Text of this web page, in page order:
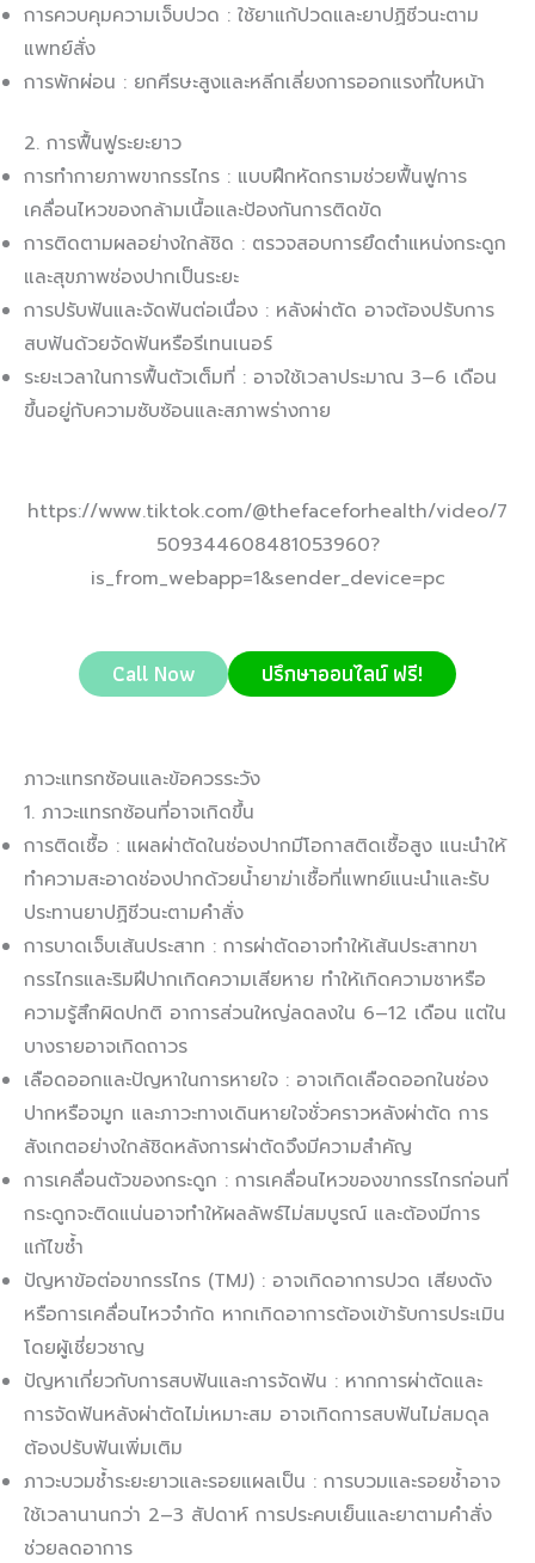
การควบคุมความเจ็บปวด : ใช้ยาแก้ปวดและยาปฏิชีวนะตาม
แพทย์สั่ง
การพักผ่อน : ยกศีรษะสูงและหลีกเลี่ยงการออกแรงที่ใบหน้า
2. การฟื้นฟูระยะยาว
การทำกายภาพขากรรไกร : แบบฝึกหัดกรามช่วยฟื้นฟูการ
เคลื่อนไหวของกล้ามเนื้อและป้องกันการติดขัด
การติดตามผลอย่างใกล้ชิด : ตรวจสอบการยึดตำแหน่งกระดูก
และสุขภาพช่องปากเป็นระยะ
การปรับฟันและจัดฟันต่อเนื่อง : หลังผ่าตัด อาจต้องปรับการ
สบฟันด้วยจัดฟันหรือรีเทนเนอร์
ระยะเวลาในการฟื้นตัวเต็มที่ : อาจใช้เวลาประมาณ 3–6 เดือน
ขึ้นอยู่กับความซับซ้อนและสภาพร่างกาย
https://www.tiktok.com/@thefaceforhealth/video/7
509344608481053960?
is_from_webapp=1&sender_device=pc
Call Now ปรึกษาออนไลน์ ฟรี!
ภาวะแทรกซ้อนและข้อควรระวัง
1. ภาวะแทรกซ้อนที่อาจเกิดขึ้น
การติดเชื้อ : แผลผ่าตัดในช่องปากมีโอกาสติดเชื้อสูง แนะนำให้
ทำความสะอาดช่องปากด้วยน้ำยาฆ่าเชื้อที่แพทย์แนะนำและรับ
ประทานยาปฏิชีวนะตามคำสั่ง
การบาดเจ็บเส้นประสาท : การผ่าตัดอาจทำให้เส้นประสาทขา
กรรไกรและริมฝีปากเกิดความเสียหาย ทำให้เกิดความชาหรือ
ความรู้สึกผิดปกติ อาการส่วนใหญ่ลดลงใน 6–12 เดือน แต่ใน
บางรายอาจเกิดถาวร
เลือดออกและปัญหาในการหายใจ : อาจเกิดเลือดออกในช่อง
ปากหรือจมูก และภาวะทางเดินหายใจชั่วคราวหลังผ่าตัด การ
สังเกตอย่างใกล้ชิดหลังการผ่าตัดจึงมีความสำคัญ
การเคลื่อนตัวของกระดูก : การเคลื่อนไหวของขากรรไกรก่อนที่
กระดูกจะติดแน่นอาจทำให้ผลลัพธ์ไม่สมบูรณ์ และต้องมีการ
แก้ไขซ้ำ
ปัญหาข้อต่อขากรรไกร (TMJ) : อาจเกิดอาการปวด เสียงดัง
หรือการเคลื่อนไหวจำกัด หากเกิดอาการต้องเข้ารับการประเมิน
โดยผู้เชี่ยวชาญ
ปัญหาเกี่ยวกับการสบฟันและการจัดฟัน : หากการผ่าตัดและ
การจัดฟันหลังผ่าตัดไม่เหมาะสม อาจเกิดการสบฟันไม่สมดุล
ต้องปรับฟันเพิ่มเติม
ภาวะบวมช้ำระยะยาวและรอยแผลเป็น : การบวมและรอยช้ำอาจ
ใช้เวลานานกว่า 2–3 สัปดาห์ การประคบเย็นและยาตามคำสั่ง
ช่วยลดอาการ